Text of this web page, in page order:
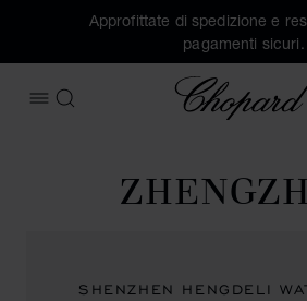
Approfittate di spedizione e
pagamenti sicuri.
APRIRE IL MENU
CERCA
SHENZHEN HENGDELI